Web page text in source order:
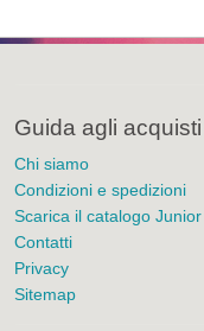
Guida agli acquisti
Chi siamo
Condizioni e spedizioni
Scarica il catalogo Junior
Contatti
Privacy
Sitemap